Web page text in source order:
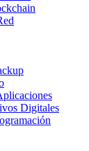
Digitales